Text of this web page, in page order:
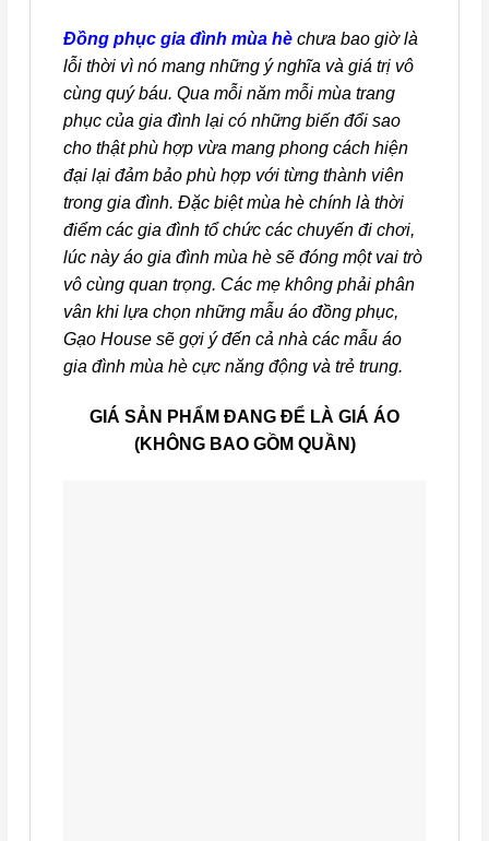
Đồng phục gia đình mùa hèchưa bao giờ là
lỗi thời vì nó mang những ý nghĩa và giá trị vô
cùng quý báu. Qua mỗi năm mỗi mùa trang
phục của gia đình lại có những biến đổi sao
cho thật phù hợp vừa mang phong cách hiện
đại lại đảm bảo phù hợp với từng thành viên
trong gia đình. Đặc biệt mùa hè chính là thời
điểm các gia đình tổ chức các chuyến đi chơi,
lúc này áo gia đình mùa hè sẽ đóng một vai trò
vô cùng quan trọng. Các mẹ không phải phân
vân khi lựa chọn những mẫu áo đồng phục,
Gạo House sẽ gợi ý đến cả nhà các mẫu áo
gia đình mùa hè cực năng động và trẻ trung.
GIÁ SẢN PHẨM ĐANG ĐỂ LÀ GIÁ ÁO
(KHÔNG BAO GỒM QUẦN)